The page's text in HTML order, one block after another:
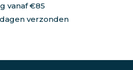
vanaf €85
verzonden